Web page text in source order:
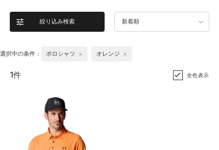
絞り込み検索 新着順
選択中の条件： ポロシャツ オレンジ
1件 全色表示